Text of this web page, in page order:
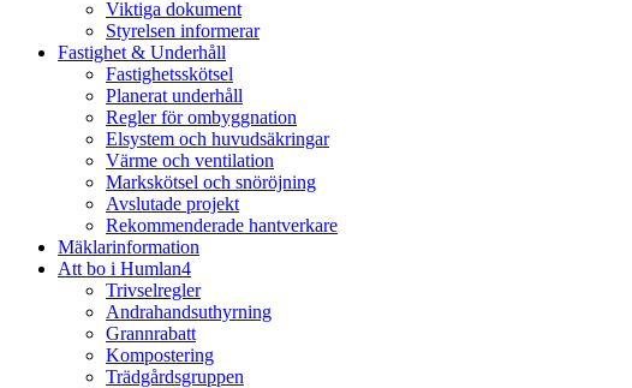
Viktiga dokument
Styrelsen informerar
Fastighet & Underhåll
Fastighetsskötsel
Planerat underhåll
Regler för ombyggnation
Elsystem och huvudsäkringar
Värme och ventilation
Markskötsel och snöröjning
Avslutade projekt
Rekommenderade hantverkare
Mäklarinformation
Att bo i Humlan4
Trivselregler
Andrahandsuthyrning
Grannrabatt
Kompostering
Trädgårdsgruppen